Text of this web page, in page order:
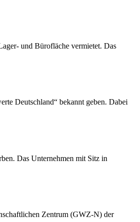
und Bürofläche vermietet. Das
Deutschland“ bekannt geben. Dabei
Das Unternehmen mit Sitz in
Zentrum (GWZ-N) der